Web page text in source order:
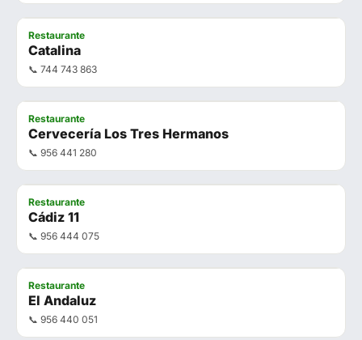
Restaurante
Catalina
📞 744 743 863
Restaurante
Cervecería Los Tres Hermanos
📞 956 441 280
Restaurante
Cádiz 11
📞 956 444 075
Restaurante
El Andaluz
📞 956 440 051